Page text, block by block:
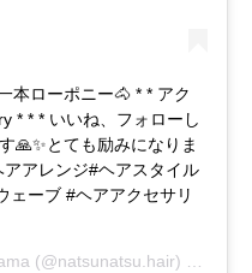
本ローポニー🐴 * * アク
* * * いいね、フォローし
🙏✨とても励みになりま
アレンジ#ヘアスタイル
ェーブ #ヘアアクセサリ
(@natsunatsu.hair) on